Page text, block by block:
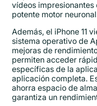
vídeos
potente motor
Además, el iPhone 11
sistema operativo de
mejoras de
permiten acceder
específicas de la
aplicación completa.
ahorra espacio de
garantiza un